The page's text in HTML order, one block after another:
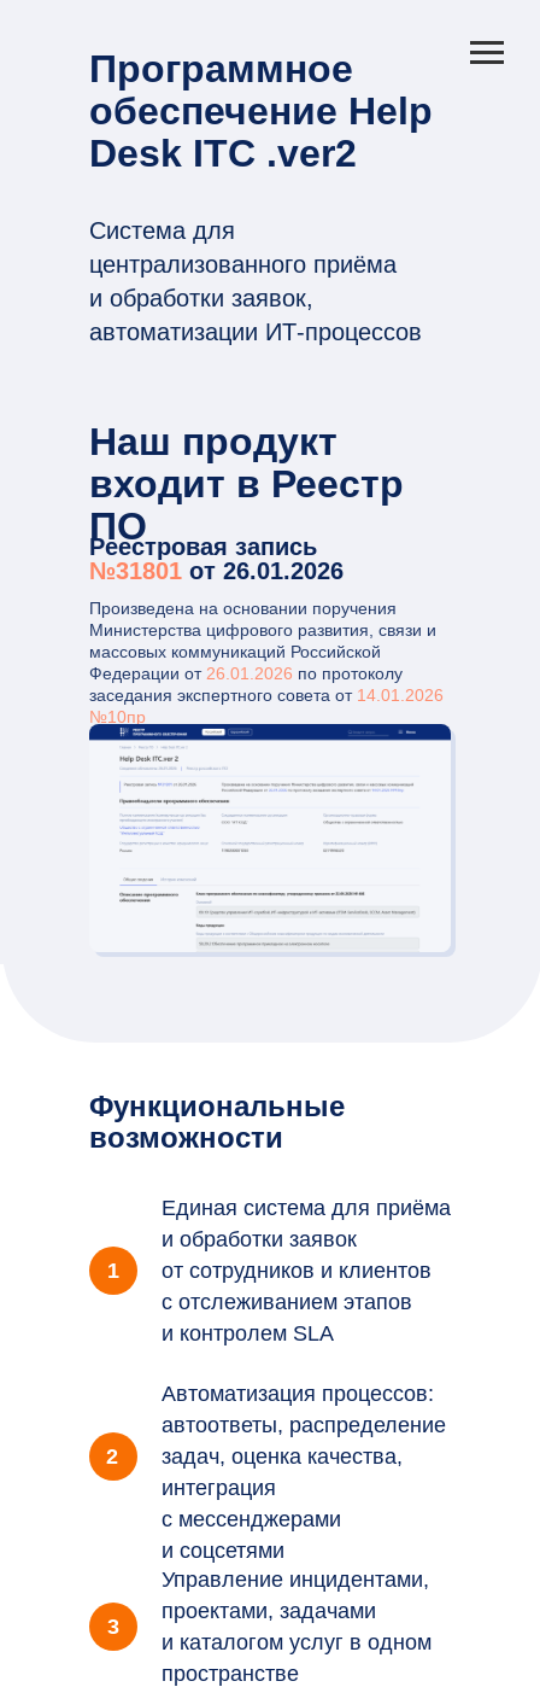
Программное
обеспечение Help
Desk ITC .ver2
Cистема для
централизованного приёма
и обработки заявок,
автоматизации ИТ-процессов
Реестровая запись
№31801 от 26.01.2026
Произведена на основании поручения
Министерства цифрового развития, связи и
массовых коммуникаций Российской
Федерации от 26.01.2026 по протоколу
заседания экспертного совета от 14.01.2026
№10пр
Наш продукт
входит в Реестр
ПО
Функциональные
возможности
Единая система для приёма
и обработки заявок
от сотрудников и клиентов
с отслеживанием этапов
и контролем SLA
Автоматизация процессов:
автоответы, распределение
задач, оценка качества,
интеграция
с мессенджерами
и соцсетями
Управление инцидентами,
проектами, задачами
и каталогом услуг в одном
пространстве
3
2
1